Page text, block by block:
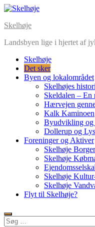
Skip
content
Skelhøje
Landsbyen lige i hjertet af
Skelhøje
Det sker
Byen og lokalområdet
Skelhøjes
Skeldalen – En
Hærvejen
Kalk Kaminoen
Byudvikling og
Dollerup og
Foreninger og Aktiver
Skelhøje
Skelhøje
Skelhøje
Skelhøje
Flyt til Skelhøje?
Søg